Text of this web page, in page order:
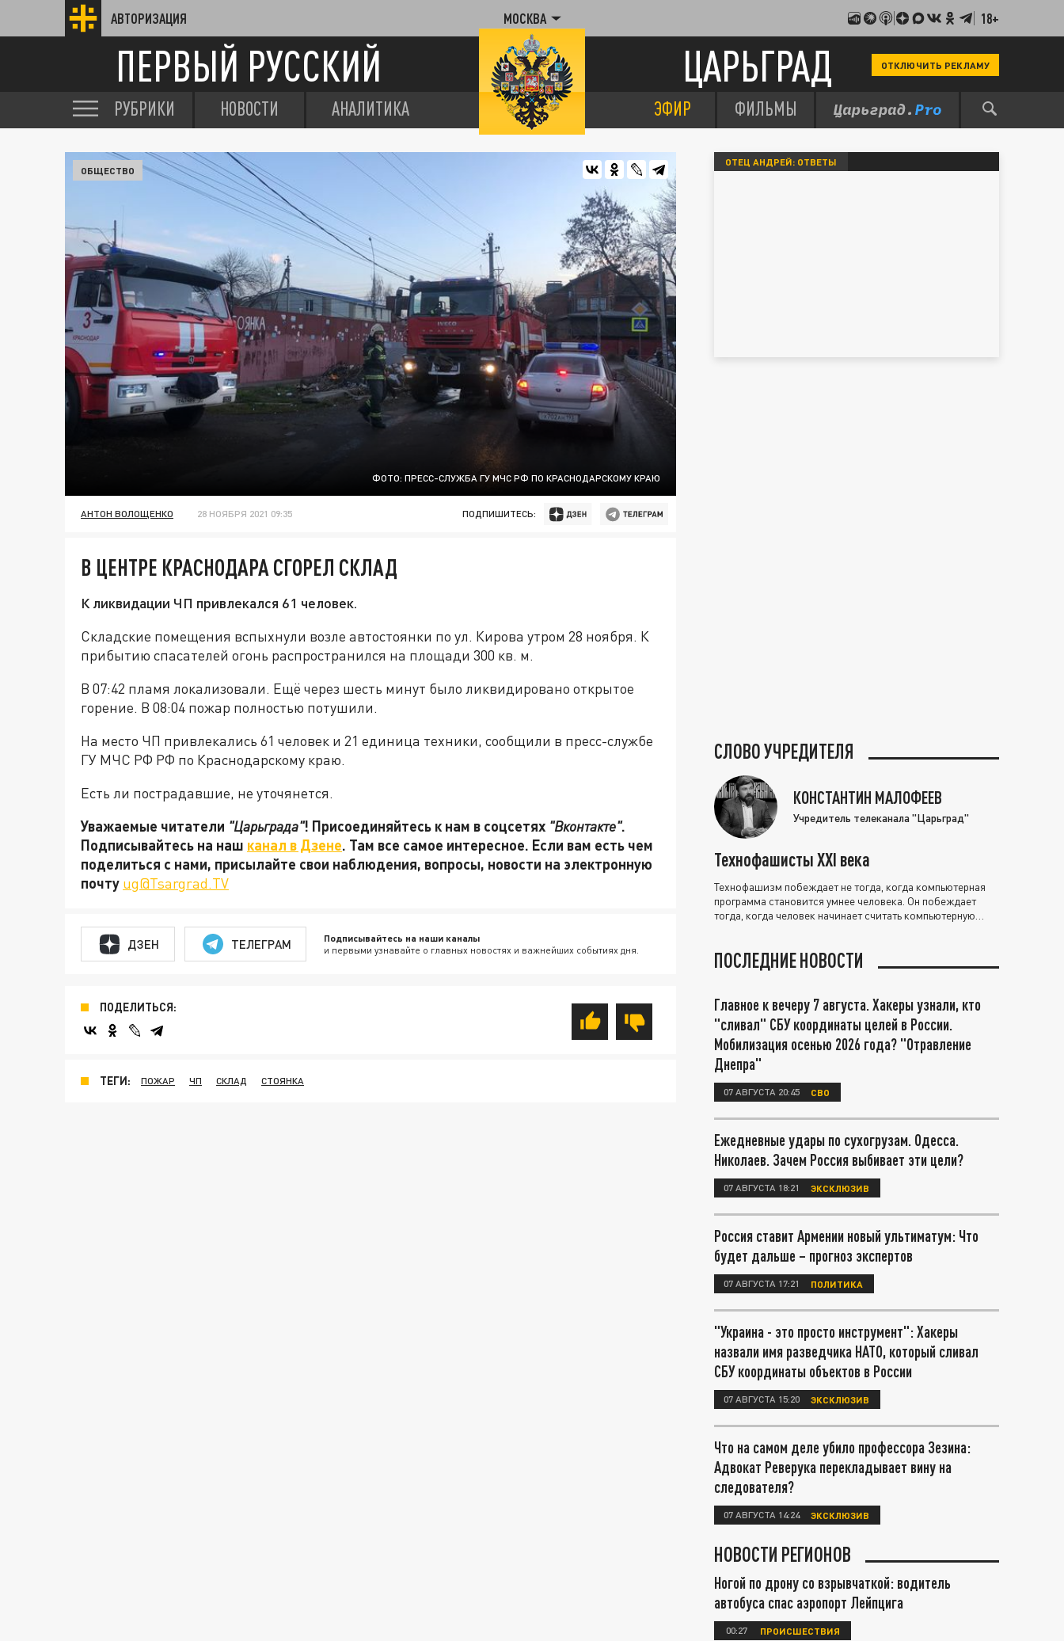
АВТОРИЗАЦИЯ МОСКВА 18+
ПЕРВЫЙ РУССКИЙ ЦАРЬГРАД ОТКЛЮЧИТЬ РЕКЛАМУ
РУБРИКИ НОВОСТИ АНАЛИТИКА ЭФИР ФИЛЬМЫ
ФОТО: ПРЕСС-СЛУЖБА ГУ МЧС РФ ПО КРАСНОДАРСКОМУ КРАЮ
ОБЩЕСТВО
АНТОН ВОЛОЩЕНКО 28 НОЯБРЯ 2021 09:35 ПОДПИШИТЕСЬ:
В ЦЕНТРЕ КРАСНОДАРА СГОРЕЛ СКЛАД
К ликвидации ЧП привлекался 61 человек.
Складские помещения вспыхнули возле автостоянки по ул. Кирова утром 28 ноября. К
прибытию спасателей огонь распространился на площади 300 кв. м.
В 07:42 пламя локализовали. Ещё через шесть минут было ликвидировано открытое
горение. В 08:04 пожар полностью потушили.
На место ЧП привлекались 61 человек и 21 единица техники, сообщили в пресс-службе
ГУ МЧС РФ РФ по Краснодарскому краю.
Есть ли пострадавшие, не уточянется.
Уважаемые читатели "Царьграда"! Присоединяйтесь к нам в соцсетях "Вконтакте".
Подписывайтесь на наш канал в Дзене. Там все самое интересное. Если вам есть чем
поделиться с нами, присылайте свои наблюдения, вопросы, новости на электронную
почту ug@Tsargrad.TV
ДЗЕН ТЕЛЕГРАМ Подписывайтесь на наши каналы
и первыми узнавайте о главных новостях и важнейших событиях дня.
ПОДЕЛИТЬСЯ:
ТЕГИ: ПОЖАР ЧП СКЛАД СТОЯНКА
ОТЕЦ АНДРЕЙ: ОТВЕТЫ
СЛОВО УЧРЕДИТЕЛЯ
КОНСТАНТИН МАЛОФЕЕВ
Учредитель телеканала "Царьград"
Технофашисты XXI века
Технофашизм побеждает не тогда, когда компьютерная
программа становится умнее человека. Он побеждает
тогда, когда человек начинает считать компьютерную
ПОСЛЕДНИЕ НОВОСТИ
Главное к вечеру 7 августа. Хакеры узнали, кто
"сливал" СБУ координаты целей в России.
Мобилизация осенью 2026 года? "Отравление
Днепра"
07 АВГУСТА 20:45 СВО
Ежедневные удары по сухогрузам. Одесса.
Николаев. Зачем Россия выбивает эти цели?
07 АВГУСТА 18:21 ЭКСКЛЮЗИВ
Россия ставит Армении новый ультиматум: Что
будет дальше – прогноз экспертов
07 АВГУСТА 17:21 ПОЛИТИКА
"Украина - это просто инструмент": Хакеры
назвали имя разведчика НАТО, который сливал
СБУ координаты объектов в России
07 АВГУСТА 15:20 ЭКСКЛЮЗИВ
Что на самом деле убило профессора Зезина:
Адвокат Реверука перекладывает вину на
следователя?
07 АВГУСТА 14:24 ЭКСКЛЮЗИВ
НОВОСТИ РЕГИОНОВ
Ногой по дрону со взрывчаткой: водитель
автобуса спас аэропорт Лейпцига
00:27 ПРОИСШЕСТВИЯ